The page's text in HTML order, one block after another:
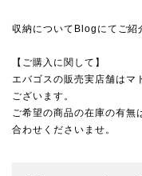
収納についてBlogにてご紹
【ご購入に関して】
エバゴスの販売実店舗は マ
ございます。
ご希望の商品の在庫の有無
合わせくださいませ。